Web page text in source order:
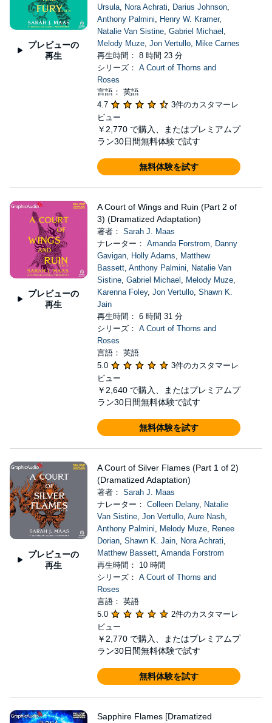
プレビューの
再生
Ursula, Nora Achrati, Darius Johnson,
Anthony Palmini, Henry W. Kramer,
Natalie Van Sistine, Gabriel Michael ,
Melody Muze, Jon Vertullo, Mike Carnes
再生時間： 8 時間 23 分
シリーズ： A Court of Thorns and
Roses
言語： 英語
4.7
3件のカスタマーレ
ビュー
￥2,770 で購入、またはプレミアムプ
ラン30日間無料体験で試す
無料体験を試す
プレビューの
再生
A Court of Wings and Ruin (Part 2 of
3) (Dramatized Adaptation)
著者： Sarah J. Maas
ナレーター： Amanda Forstrom, Danny
Gavigan, Holly Adams, Matthew
Bassett, Anthony Palmini, Natalie Van
Sistine, Gabriel Michael , Melody Muze,
Karenna Foley, Jon Vertullo, Shawn K.
Jain
再生時間： 6 時間 31 分
シリーズ： A Court of Thorns and
Roses
言語： 英語
5.0
3件のカスタマーレ
ビュー
￥2,640 で購入、またはプレミアムプ
ラン30日間無料体験で試す
無料体験を試す
プレビューの
再生
A Court of Silver Flames (Part 1 of 2)
(Dramatized Adaptation)
著者： Sarah J. Maas
ナレーター： Colleen Delany, Natalie
Van Sistine, Jon Vertullo, Aure Nash,
Anthony Palmini, Melody Muze, Renee
Dorian, Shawn K. Jain, Nora Achrati,
Matthew Bassett, Amanda Forstrom
再生時間： 10 時間
シリーズ： A Court of Thorns and
Roses
言語： 英語
5.0
2件のカスタマーレ
ビュー
￥2,770 で購入、またはプレミアムプ
ラン30日間無料体験で試す
無料体験を試す
Sapphire Flames [Dramatized